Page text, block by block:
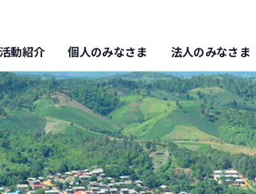
活動紹介 個人のみなさま 法人のみなさま